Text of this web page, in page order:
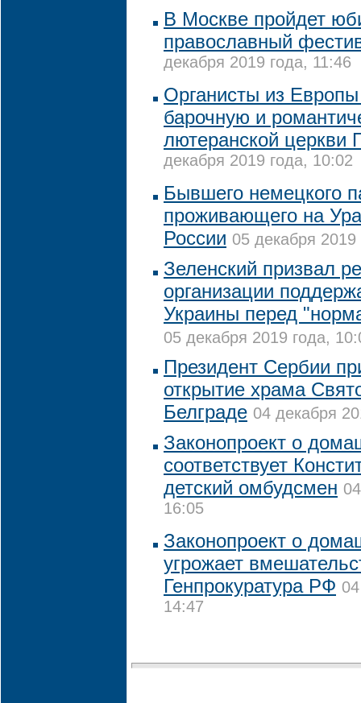
В Москве пройдет
православный
декабря 2019 года, 11:46
Органисты из
барочную и
лютеранской церкви
декабря 2019 года, 10:02
Бывшего немецкого
проживающего на
России 05 декабря 2019
Зеленский призвал
организации
Украины перед
05 декабря 2019 года,
Президент Сербии
открытие храма
Белграде 04 декабря
Законопроект о
соответствует
детский омбудсмен
16:05
Законопроект о
угрожает
Генпрокуратура РФ
14:47